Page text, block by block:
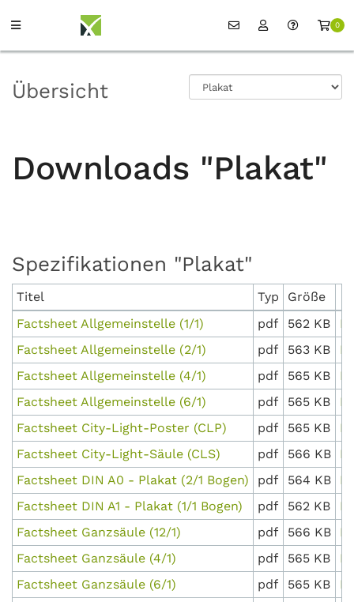
0
Übersicht
Downloads "Plakat"
Spezifikationen "Plakat"
Titel Typ
Größe
Factsheet Allgemeinstelle (1/1)
pdf 562 KB
Factsheet Allgemeinstelle (2/1)
pdf 563 KB
Factsheet Allgemeinstelle (4/1)
pdf 565 KB
Factsheet Allgemeinstelle (6/1)
pdf 565 KB
Factsheet City-Light-Poster (CLP)
pdf 565 KB
Factsheet City-Light-Säule (CLS)
pdf 566 KB
Factsheet DIN A0 - Plakat (2/1 Bogen)
pdf 564 KB
Factsheet DIN A1 - Plakat (1/1 Bogen)
pdf 562 KB
Factsheet Ganzsäule (12/1)
pdf 566 KB
Factsheet Ganzsäule (4/1)
pdf 565 KB
Factsheet Ganzsäule (6/1)
pdf 565 KB